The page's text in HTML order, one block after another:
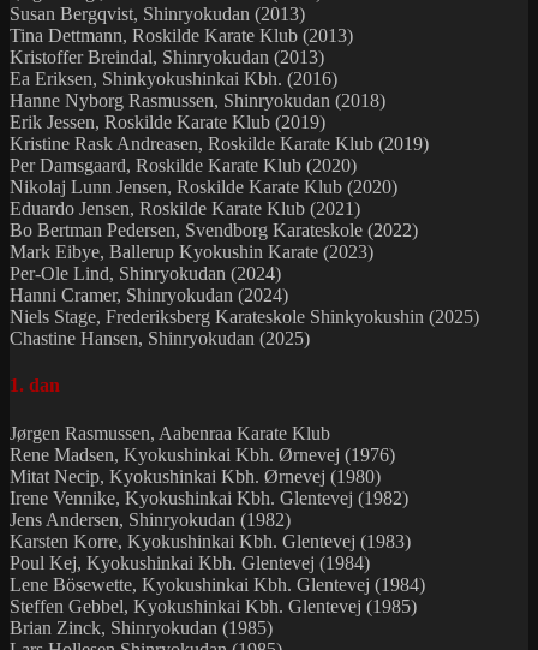
Susan Bergqvist, Shinryokudan (2013)
Tina Dettmann, Roskilde Karate Klub (2013)
Kristoffer Breindal, Shinryokudan (2013)
Ea Eriksen, Shinkyokushinkai Kbh. (2016)
Hanne Nyborg Rasmussen, Shinryokudan (2018)
Erik Jessen, Roskilde Karate Klub (2019)
Kristine Rask Andreasen, Roskilde Karate Klub (2019)
Per Damsgaard, Roskilde Karate Klub (2020)
Nikolaj Lunn Jensen, Roskilde Karate Klub (2020)
Eduardo Jensen, Roskilde Karate Klub (2021)
Bo Bertman Pedersen, Svendborg Karateskole (2022)
Mark Eibye, Ballerup Kyokushin Karate (2023)
Per-Ole Lind, Shinryokudan (2024)
Hanni Cramer, Shinryokudan (2024)
Niels Stage, Frederiksberg Karateskole Shinkyokushin (2025)
Chastine Hansen, Shinryokudan (2025)
1. dan
Jørgen Rasmussen, Aabenraa Karate Klub
Rene Madsen, Kyokushinkai Kbh. Ørnevej (1976)
Mitat Necip, Kyokushinkai Kbh. Ørnevej (1980)
Irene Vennike, Kyokushinkai Kbh. Glentevej (1982)
Jens Andersen, Shinryokudan (1982)
Karsten Korre, Kyokushinkai Kbh. Glentevej (1983)
Poul Kej, Kyokushinkai Kbh. Glentevej (1984)
Lene Bösewette, Kyokushinkai Kbh. Glentevej (1984)
Steffen Gebbel, Kyokushinkai Kbh. Glentevej (1985)
Brian Zinck, Shinryokudan (1985)